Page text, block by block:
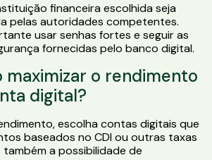
financeira escolhida seja
pelas autoridades competentes.
usar senhas fortes e seguir as
fornecidas pelo banco digital.
maximizar o rendimento
digital?
escolha contas digitais que
baseados no CDI ou outras taxas
a possibilidade de